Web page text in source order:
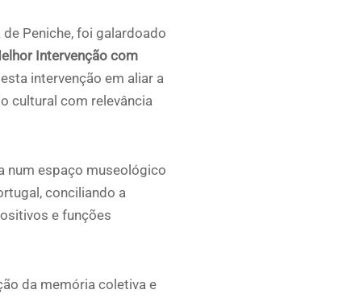
Peniche, foi galardoado
Intervenção com
intervenção em aliar a
cultural com relevância
num espaço museológico
conciliando a
e funções
da memória coletiva e